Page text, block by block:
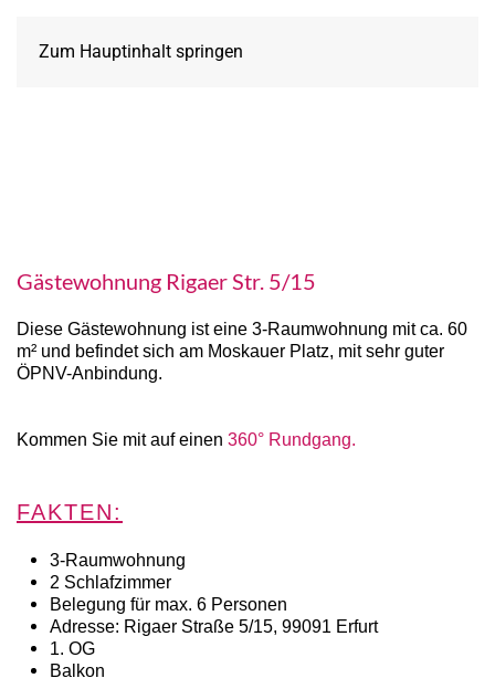
Zum Hauptinhalt springen
Gästewohnung Rigaer Str. 5/15
Diese Gästewohnung ist eine 3-Raumwohnung mit ca. 60
m² und befindet sich am Moskauer Platz, mit sehr guter
ÖPNV-Anbindung.
Kommen Sie mit auf einen 360° Rundgang.
FAKTEN:
3-Raumwohnung
2 Schlafzimmer
Belegung für max. 6 Personen
Adresse: Rigaer Straße 5/15, 99091 Erfurt
1. OG
Balkon